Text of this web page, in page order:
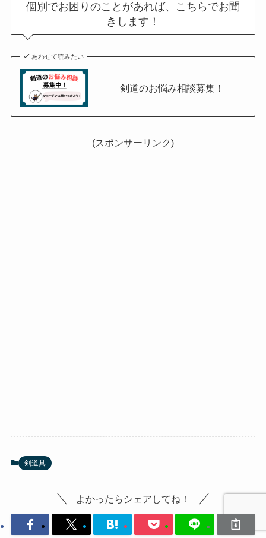
個別でお困りのことがあれば、こちらでお聞
きします！
あわせて読みたい
剣道のお悩み相談募集！
(スポンサーリンク)
剣道具
よかったらシェアしてね！